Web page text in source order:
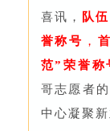
喜讯，
队
誉称号 ，
范”荣誉称
哥志愿者
中心凝聚